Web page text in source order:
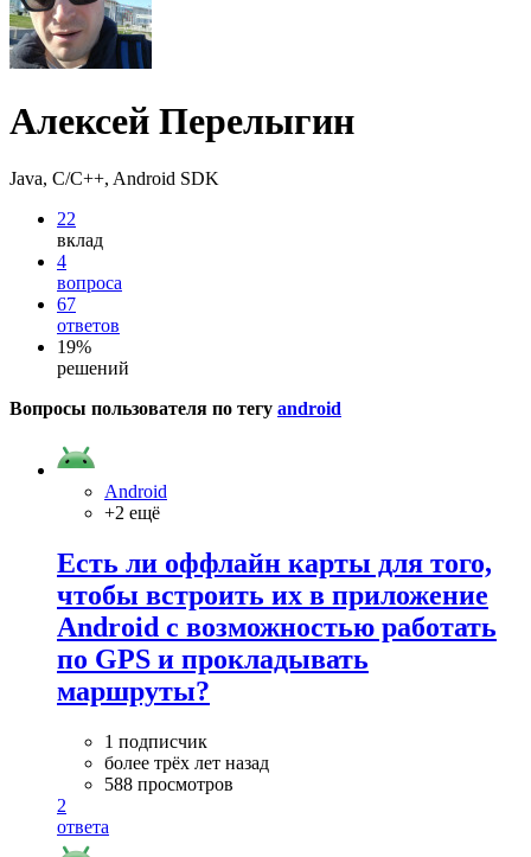
Алексей Перелыгин
Java, C/C++, Android SDK
22
вклад
4
вопроса
67
ответов
19%
решений
Вопросы пользователя по тегу android
Android
+2 ещё
Есть ли оффлайн карты для того,
чтобы встроить их в приложение
Android с возможностью работать
по GPS и прокладывать
маршруты?
1 подписчик
более трёх лет назад
588 просмотров
2
ответа